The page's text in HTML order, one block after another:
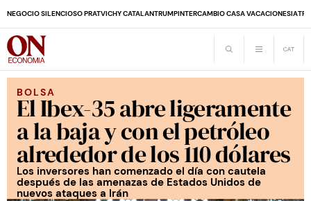
NEGOCIO SILENCIOSO PRATVICHY CATALANTRUMPINTERCAMBIO CASA VACACIONESIA
BOLSA
El Ibex-35 abre ligeramente
a la baja y con el petróleo
alrededor de los 110 dólares
Los inversores han comenzado el día con cautela
después de las amenazas de Estados Unidos de
nuevos ataques a Irán